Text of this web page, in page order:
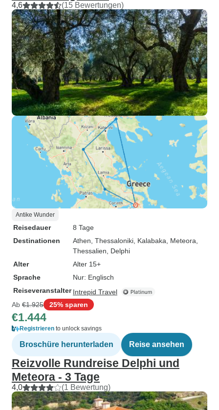
4,6 (15 Bewertungen)
Antike Wunder
Reisedauer
8 Tage
Destinationen
Athen , Thessaloniki , Kalabaka , Meteora,
Thessalien , Delphi
Alter
Alter 15+
Sprache
Nur: Englisch
Reiseveranstalter Intrepid Travel
Ab €1.925 25% sparen
€1.444
Registrieren to unlock savings
Broschüre herunterladen Reise ansehen
Reizvolle Rundreise Delphi und
Meteora - 3 Tage
4,0 (1 Bewertung)